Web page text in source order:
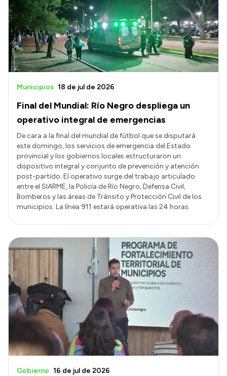
Final del Mundial: Río Negro despliega un
operativo integral de emergencias
Municipios 18 de jul de 2026
​De cara a la final del mundial de fútbol que se disputará
este domingo, los servicios de emergencia del Estado
provincial y los gobiernos locales estructuraron un
dispositivo integral y conjunto de prevención y atención
post-partido. El operativo surge del trabajo articulado
entre el SIARME, la Policía de Río Negro, Defensa Civil,
Bomberos y las áreas de Tránsito y Protección Civil de los
municipios. La línea 911 estará operativa las 24 horas.
Gobierno 16 de jul de 2026